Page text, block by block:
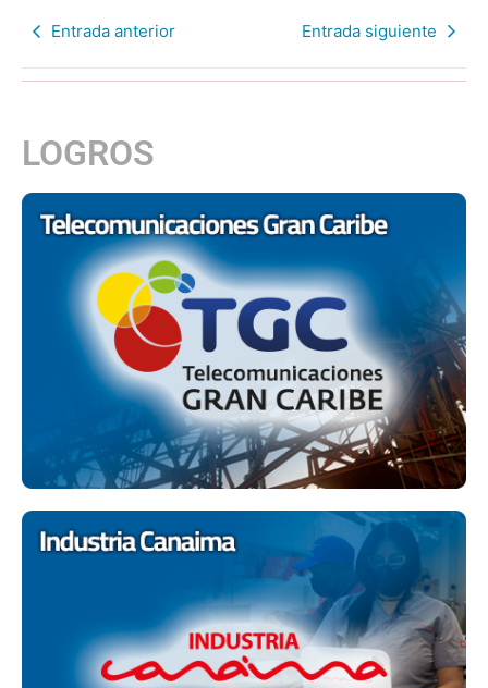
Entrada anterior Entrada siguiente
LOGROS